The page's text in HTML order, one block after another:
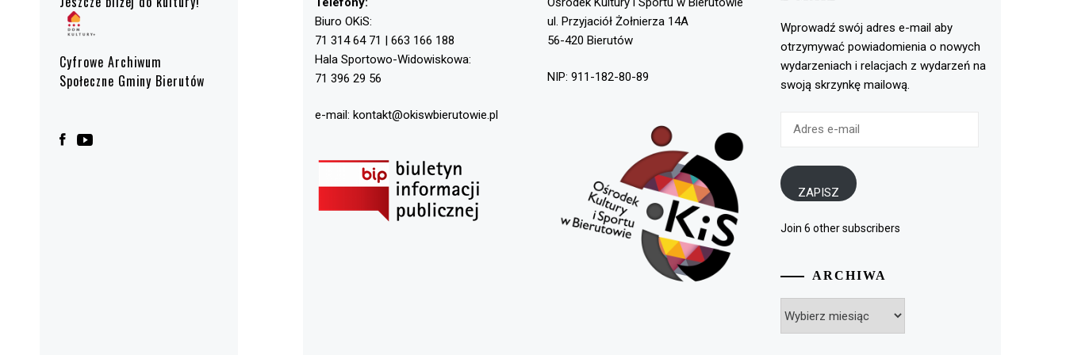
Cyfrowe Archiwum
Społeczne Gminy Bierutów
Biuro OKiS:
71 314 64 71 | 663 166 188
Hala Sportowo-Widowiskowa:
71 396 29 56
e-mail: kontakt@okiswbierutowie.pl
ul. Przyjaciół Żołnierza 14A
56-420 Bierutów
NIP: 911-182-80-89
Wprowadź swój adres e-mail aby
otrzymywać powiadomienia o nowych
wydarzeniach i relacjach z wydarzeń na
swoją skrzynkę mailową.
ZAPISZ
Join 6 other subscribers
ARCHIWA